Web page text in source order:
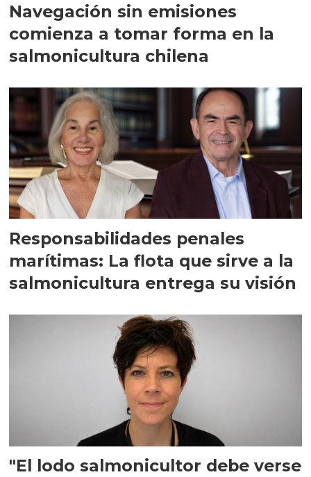
Navegación sin emisiones
comienza a tomar forma en la
salmonicultura chilena
Responsabilidades penales
marítimas: La flota que sirve a la
salmonicultura entrega su visión
"El lodo salmonicultor debe verse